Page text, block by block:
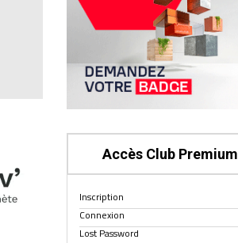
Accès Club Premium
Inscription
Connexion
Lost Password